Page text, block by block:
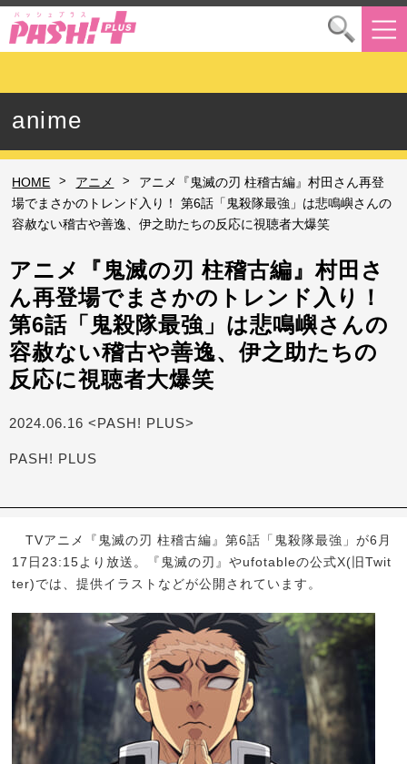
anime
HOME > アニメ >
アニメ『鬼滅の刃 柱稽古編』村田さん再登
場でまさかのトレンド入り！ 第6話「鬼殺隊最強」は悲鳴嶼さんの
容赦ない稽古や善逸、伊之助たちの反応に視聴者大爆笑
アニメ『鬼滅の刃 柱稽古編』村田さ
ん再登場でまさかのトレンド入り！
第6話「鬼殺隊最強」は悲鳴嶼さんの
容赦ない稽古や善逸、伊之助たちの
反応に視聴者大爆笑
2024.06.16 <PASH! PLUS>
PASH! PLUS
TVアニメ『鬼滅の刃 柱稽古編』第6話「鬼殺隊最強」が6月
17日23:15より放送。『鬼滅の刃』やufotableの公式X(旧Twit
ter)では、提供イラストなどが公開されています。